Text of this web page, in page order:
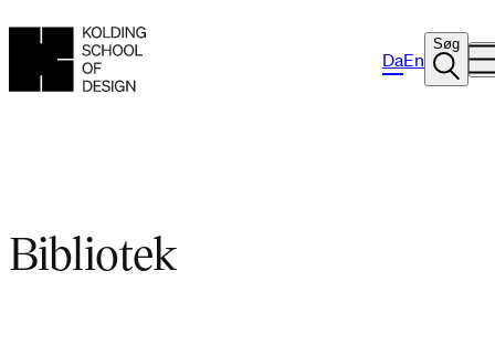
DaEn
Søg
Bibliotek